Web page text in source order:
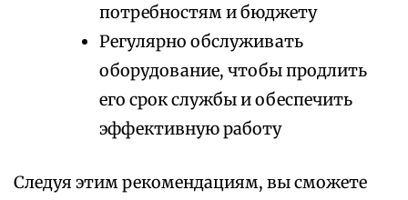
потребностям и бюджету
Регулярно обслуживать
оборудование, чтобы продлить
его срок службы и обеспечить
эффективную работу
Следуя этим рекомендациям, вы сможете